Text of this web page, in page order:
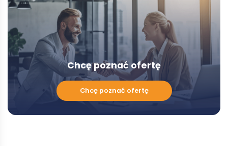
Chcę poznać ofertę
Chcę
Chcę poznać ofertę